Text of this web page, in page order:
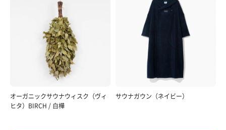
オーガニックサウナウィスク（ヴィ
ヒタ）BIRCH / 白樺
サウナガウン（ネイビー）